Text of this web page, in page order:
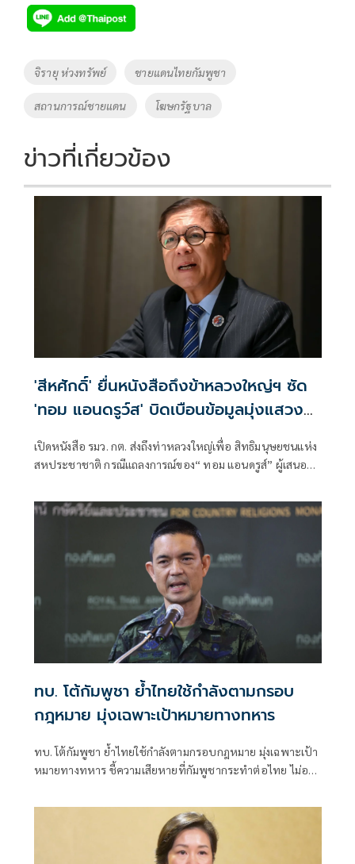
e
b
o
k
tt
er
p
y
Li
k
Tags
จิรายุ ห่วงทรัพย์ ชายแดนไทยกัมพูชา
สถานการณ์ชายแดน โฆษกรัฐบาล
ข่าวที่เกี่ยวข้อง
'สีหศักดิ์' ยื่นหนังสือถึงข้าหลวงใหญ่ฯ ซัด
'ทอม แอนดรูว์ส' บิดเบือนข้อมูลมุ่งแสวงหา
เปิดหนังสือ รมว. กต. ส่งถึงท่าหลวงใหญ่เพื่อ สิทธิมนุษยชนแห่ง
สหประชาชาติ กรณีแถลงการณ์ของ“ ทอม แอนดรูส์” ผู้เสนอ
พาดพิงไทยด้วยข้อมูลที่ไม่ตรงกับความเป็นจริง
ทบ. โต้กัมพูชา ย้ำไทยใช้กำลังตามกรอบ
กฎหมาย มุ่งเฉพาะเป้าหมายทางทหาร
ทบ. โต้กัมพูชา ย้ำไทยใช้กำลังตามกรอบกฎหมาย มุ่งเฉพาะเป้า
หมายทางทหาร ชี้ความเสียหายที่กัมพูชากระทำต่อไทย ไม่อาจ